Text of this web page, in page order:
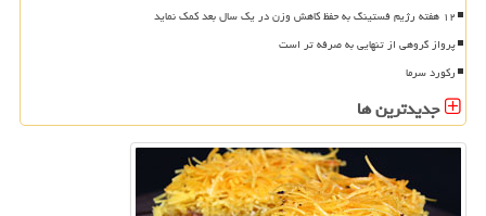
۱۲ هفته رژیم فستینگ به حفظ کاهش وزن در یک سال بعد کمک نماید
پرواز گروهی از تنهایی به صرفه تر است
رکورد سرما
جدیدترین ها